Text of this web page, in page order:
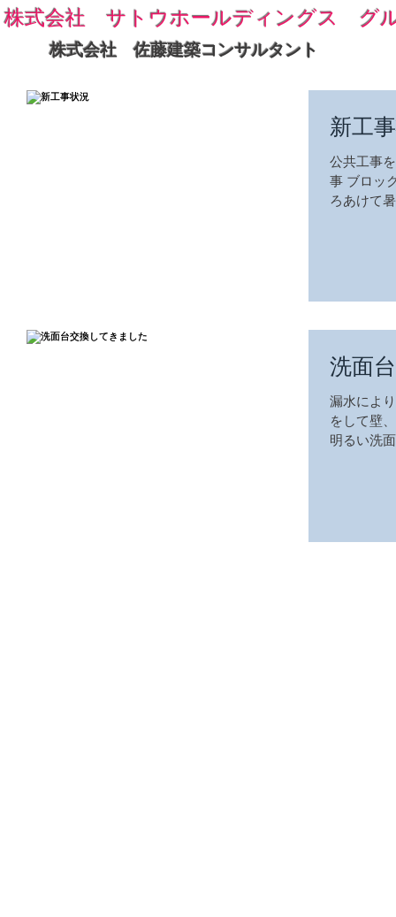
株式会社 サトウホールディングス グ
株式会社 佐藤建築コンサルタント
新工
公共工事
事 ブロッ
ろあけて
洗面
漏水によ
をして壁
明るい洗